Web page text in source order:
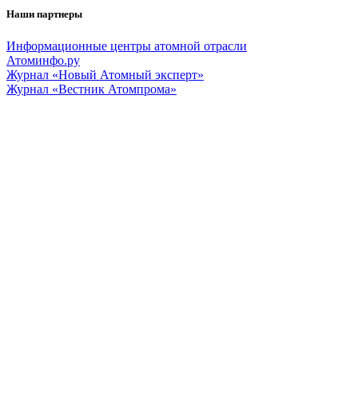
Наши партнеры
Информационные центры атомной отрасли
Атоминфо.ру
Журнал «Новый Атомный эксперт»
Журнал «Вестник Атомпрома»